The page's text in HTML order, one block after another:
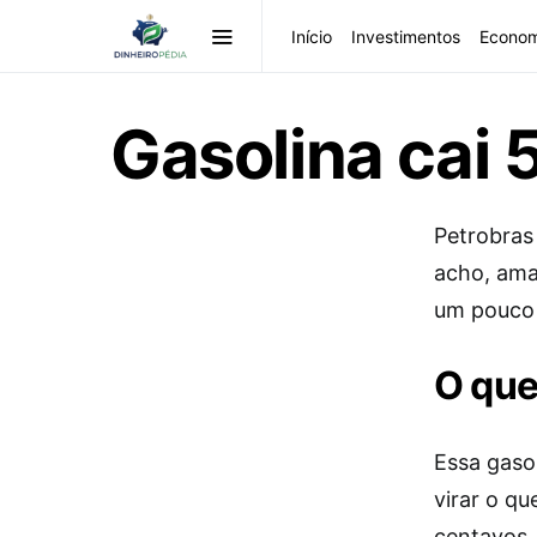
Início Investimentos
Gasolina cai
acho,
um
O
Essa
virar o